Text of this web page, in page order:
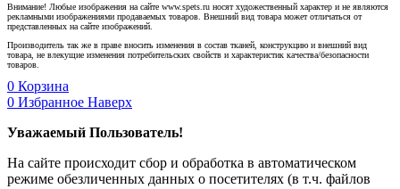
Внимание! Любые изображения на сайте www.spets.ru носят художественный характер и не являются
рекламными изображениями продаваемых товаров. Внешний вид товара может отличаться от
представленных на сайте изображений.
Производитель так же в праве вносить изменения в состав тканей, конструкцию и внешний вид
товара, не влекущие изменения потребительских свойств и характеристик качества/безопасности
товаров.
0 Корзина
0 Избранное Наверх
Уважаемый Пользователь!
На сайте происходит сбор и обработка в автоматическом
режиме обезличенных данных о посетителях (в т.ч. файлов